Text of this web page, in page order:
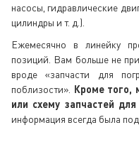
насосы, гидравлические
цилиндры и т. д.).
Ежемесячно в линейку
позиций. Вам больше не
вроде «запчасти для
поблизости». Кроме того,
или схему запчастей
информация всегда была под